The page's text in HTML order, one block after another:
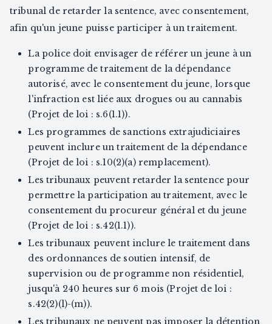
tribunal de retarder la sentence, avec consentement,
afin qu'un jeune puisse participer à un traitement.
La police doit envisager de référer un jeune à un
programme de traitement de la dépendance
autorisé, avec le consentement du jeune, lorsque
l'infraction est liée aux drogues ou au cannabis
(Projet de loi : s.6(1.1)).
Les programmes de sanctions extrajudiciaires
peuvent inclure un traitement de la dépendance
(Projet de loi : s.10(2)(a) remplacement).
Les tribunaux peuvent retarder la sentence pour
permettre la participation au traitement, avec le
consentement du procureur général et du jeune
(Projet de loi : s.42(1.1)).
Les tribunaux peuvent inclure le traitement dans
des ordonnances de soutien intensif, de
supervision ou de programme non résidentiel,
jusqu'à 240 heures sur 6 mois (Projet de loi :
s.42(2)(l)-(m)).
Les tribunaux ne peuvent pas imposer la détention